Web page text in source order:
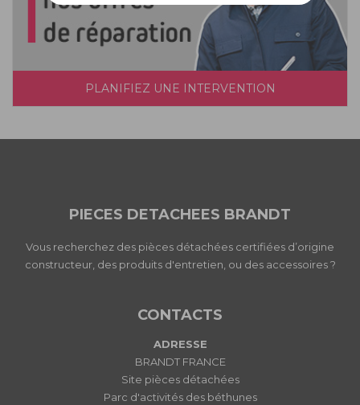
PLANIFIEZ UNE INTERVENTION
PIECES DETACHEES BRANDT
Vous recherchez des pièces détachées certifiées d’origine
constructeur, des produits d'entretien, ou des accessoires ?
CONTACTS
ADRESSE
BRANDT FRANCE
Site pièces détachées
Parc d'activités des béthunes